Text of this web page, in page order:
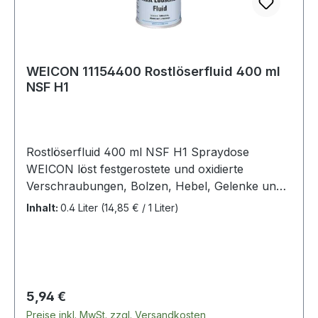
WEICON 11154400 Rostlöserfluid 400 ml
NSF H1
Rostlöserfluid 400 ml NSF H1 Spraydose
WEICON löst festgerostete und oxidierte
Verschraubungen, Bolzen, Hebel, Gelenke und
Scharniere sowie schwergängige Mechanik von
Korrosion und Oxidation · säubert und pflegt
Metalloberflächen, mechanische Teile und
Inhalt: 0.4 Liter (14,85 € / 1 Liter)
Regulärer Preis:
5,94 €
Preise inkl. MwSt. zzgl. Versandkosten